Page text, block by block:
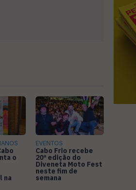
o
na
EVENTOS
Cabo Frio recebe
20ª edição do
Diveneta Moto Fest
neste fim de
semana